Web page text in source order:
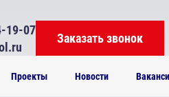
Проекты Новости
19-07
Заказать звонок